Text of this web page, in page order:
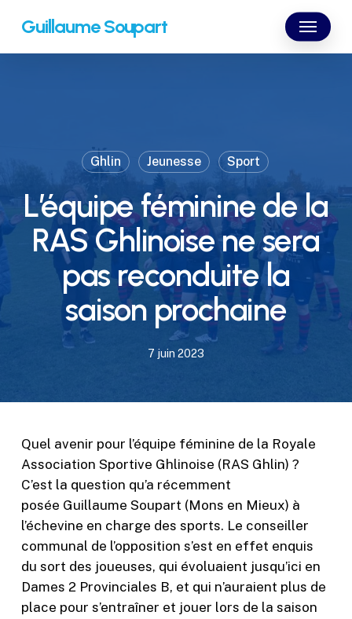
main
Guillaume Soupart Menu
Ghlin Jeunesse Sport
L’équipe féminine de la
RAS Ghlinoise ne sera
pas reconduite la
saison prochaine
7 juin 2023
Quel avenir pour l’équipe féminine de la Royale
Association Sportive Ghlinoise (RAS Ghlin) ?
C’est la question qu’a récemment
posée Guillaume Soupart (Mons en Mieux) à
l’échevine en charge des sports. Le conseiller
communal de l’opposition s’est en effet enquis
du sort des joueuses, qui évoluaient jusqu’ici en
Dames 2 Provinciales B, et qui n’auraient plus de
place pour s’entraîner et jouer lors de la saison